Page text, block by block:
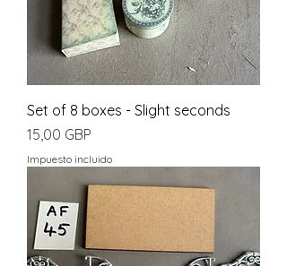
Set of 8 boxes - Slight seconds
Precio
15,00 GBP
Impuesto incluido